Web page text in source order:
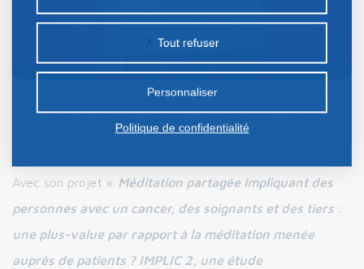
Sandrine Planchon, directrice de l’association Ruban
Rose et Virginie Prevost – Crédit photo : Kossa
Productions
Avec son projet « Méditation partagée impliquant des
personnes avec un cancer, des soignants et des tiers :
une plus-value par rapport à la méditation menée
auprès de patients ? IMPLIC 2, une étude
nos partenaires. Certains traceurs non classés
préalable.
Tout refuser
Personnaliser
Politique de confidentialité